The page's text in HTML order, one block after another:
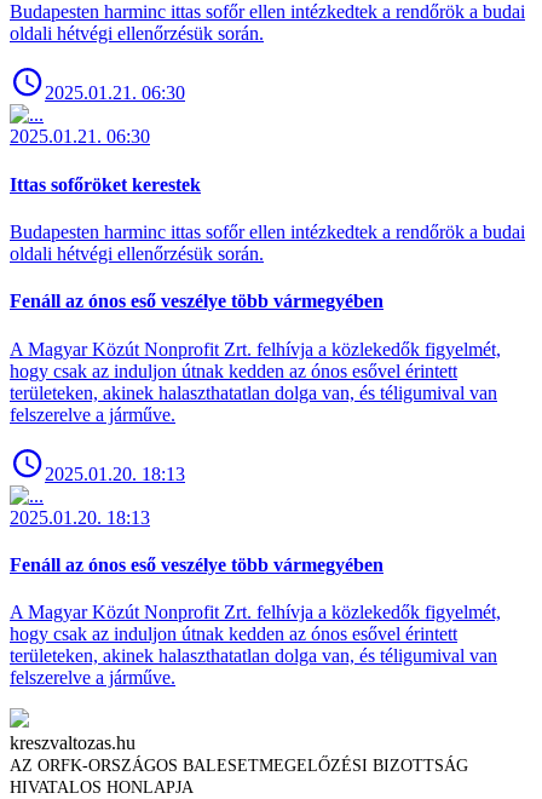
Budapesten harminc ittas sofőr ellen intézkedtek a rendőrök a budai
oldali hétvégi ellenőrzésük során.
2025.01.21. 06:30
2025.01.21. 06:30
Ittas sofőröket kerestek
Budapesten harminc ittas sofőr ellen intézkedtek a rendőrök a budai
oldali hétvégi ellenőrzésük során.
Fenáll az ónos eső veszélye több vármegyében
A Magyar Közút Nonprofit Zrt. felhívja a közlekedők figyelmét,
hogy csak az induljon útnak kedden az ónos esővel érintett
területeken, akinek halaszthatatlan dolga van, és téligumival van
felszerelve a járműve.
2025.01.20. 18:13
2025.01.20. 18:13
Fenáll az ónos eső veszélye több vármegyében
A Magyar Közút Nonprofit Zrt. felhívja a közlekedők figyelmét,
hogy csak az induljon útnak kedden az ónos esővel érintett
területeken, akinek halaszthatatlan dolga van, és téligumival van
felszerelve a járműve.
kreszvaltozas.hu
AZ ORFK-ORSZÁGOS BALESETMEGELŐZÉSI BIZOTTSÁG
HIVATALOS HONLAPJA